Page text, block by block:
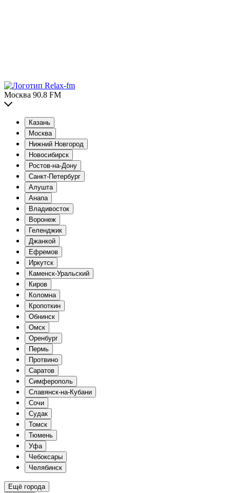
Москва 90.8 FM
Казань
Москва
Нижний Новгород
Новосибирск
Ростов-на-Дону
Санкт-Петербург
Алушта
Анапа
Владивосток
Воронеж
Геленджик
Джанкой
Ефремов
Иркутск
Каменск-Уральский
Киров
Коломна
Кропоткин
Обнинск
Омск
Оренбург
Пермь
Протвино
Саратов
Симферополь
Славянск-на-Кубани
Сочи
Судак
Томск
Тюмень
Уфа
Чебоксары
Челябинск
Ещё города